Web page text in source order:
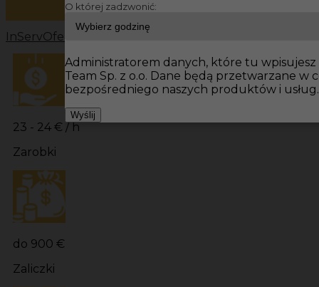
InServOferty pracy Prace budowlane Glonn
23 - 24 € / h
Zarobki
do 900 €
Zaliczki
O której zadzwonić:
Administratorem danych, które tu wpisujesz
Team Sp. z o.o. Dane będą przetwarzane
bezpośredniego naszych produktów i usług.
Wyślij